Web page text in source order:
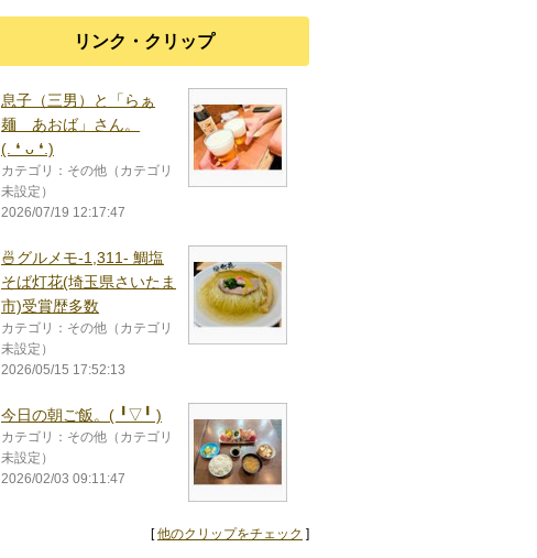
リンク・クリップ
息子（三男）と「らぁ
麺 あおば」さん。
(⁠.⁠ ⁠❛⁠ ⁠ᴗ⁠ ⁠❛⁠.⁠)
カテゴリ：その他（カテゴリ
未設定）
2026/07/19 12:17:47
🍜グルメモ-1,311- 鯛塩
そば灯花(埼玉県さいたま
市)受賞歴多数
カテゴリ：その他（カテゴリ
未設定）
2026/05/15 17:52:13
今日の朝ご飯。(⁠ ⁠╹⁠▽⁠╹⁠ ⁠)
カテゴリ：その他（カテゴリ
未設定）
2026/02/03 09:11:47
[他のクリップをチェック ]